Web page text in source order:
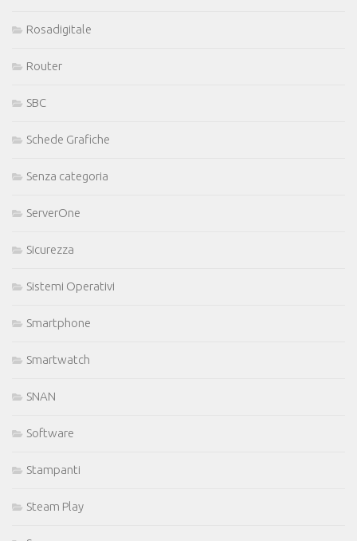
Rosadigitale
Router
SBC
Schede Grafiche
Senza categoria
ServerOne
Sicurezza
Sistemi Operativi
Smartphone
Smartwatch
SNAN
Software
Stampanti
Steam Play